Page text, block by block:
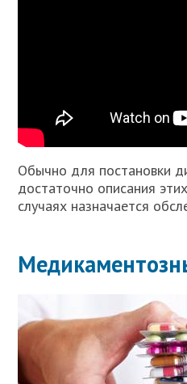
Обычно для постановки
достаточно описания
случаях назначается